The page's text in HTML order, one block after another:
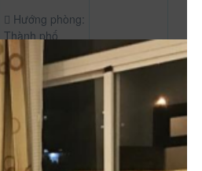
Hướng phòng:
Thành phố
Tủ áo
Bàn
Báo thức
1.000.000